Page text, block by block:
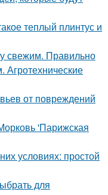
теплый плинтус и
свежим. Правильно
Агротехнические
от повреждений
'Парижская
условиях: простой
для